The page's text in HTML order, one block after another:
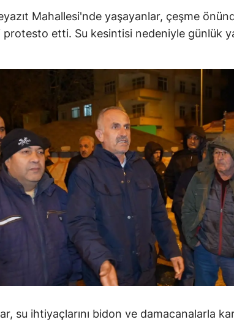
İstanbul
Kastamonu
Kayseri
Kırklareli
Kırşehir
Kütahya
Malatya
Mahallesi'nde yaşayanlar, çeşme
protesto etti. Su kesintisi nedeniyle günlük
su ihtiyaçlarını bidon ve damacanalarla